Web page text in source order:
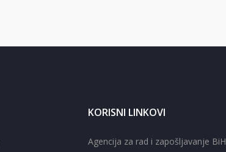
KORISNI LINKOVI
Agencija za rad i zapošljavanje BiH